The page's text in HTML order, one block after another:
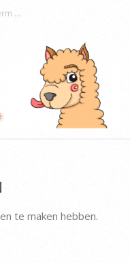
te maken hebben.